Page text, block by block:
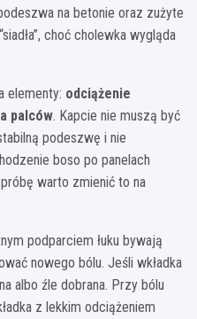
na betonie oraz zużyte
choć cholewka wygląda
elementy: odciążenie
palców. Kapcie nie muszą być
podeszwę i nie
boso po panelach
warto zmienić to na
podparciem łuku bywają
nowego bólu. Jeśli wkładka
albo źle dobrana. Przy bólu
z lekkim odciążeniem